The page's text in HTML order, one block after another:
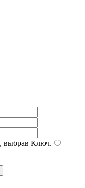
выбрав Ключ.